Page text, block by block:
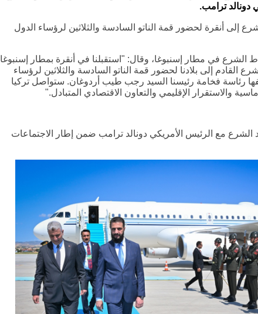
دونالد ترامب.
إلى أنقرة لحضور قمة الناتو السادسة والثلاثين لرؤساء الدول
الشرع في مطار إسنبوغا، وقال: "استقبلنا في أنقرة بمطار إسنبوغا
القادم إلى بلادنا لحضور قمة الناتو السادسة والثلاثين لرؤساء
رئاسة فخامة رئيسنا السيد رجب طيب أردوغان. ستواصل تركيا
والاستقرار الإقليمي والتعاون الاقتصادي المتبادل."
مع الرئيس الأمريكي دونالد ترامب ضمن إطار الاجتماعات